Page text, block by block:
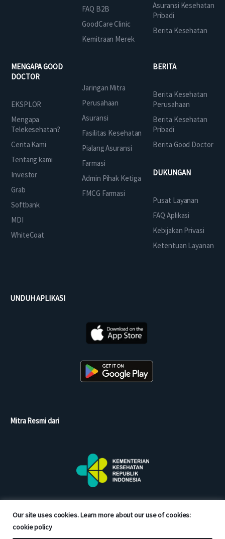
Our site uses cookies. Learn more about our use of cookies:
cookie policy
FAQ B2B
GoodCare Clinic
Kemitraan Merek
Asuransi Kesehatan
Pribadi
Berita Kesehatan
MENGAPA GOOD
DOCTOR
EKSPLOR
Mengapa
Telekesehatan?
Cerita Kami
Tentang kami
Investor
Grab
Softbank
MDI
WhiteCoat
Jaringan Mitra
Perusahaan
Asuransi
Fasilitas Kesehatan
Pialang Asuransi
Farmasi
Admin Pihak Ketiga
FMCG Farmasi
BERITA
Berita Kesehatan
Perusahaan
Berita Kesehatan
Pribadi
Berita Good Doctor
DUKUNGAN
Pusat Layanan
FAQ Aplikasi
Kebijakan Privasi
Ketentuan Layanan
UNDUH APLIKASI
Mitra Resmi dari